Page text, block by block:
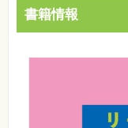
書籍情報